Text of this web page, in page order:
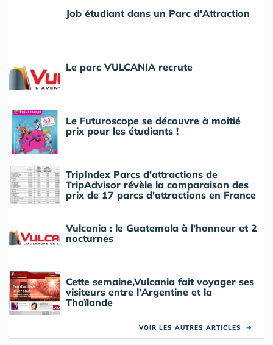
Job étudiant dans un Parc d'Attraction
Le parc VULCANIA recrute
Le Futuroscope se découvre à moitié
prix pour les étudiants !
TripIndex Parcs d'attractions de
TripAdvisor révèle la comparaison des
prix de 17 parcs d'attractions en France
Vulcania : le Guatemala à l'honneur et 2
nocturnes
Cette semaine,Vulcania fait voyager ses
visiteurs entre l'Argentine et la
Thaïlande
VOIR LES AUTRES ARTICLES ➜